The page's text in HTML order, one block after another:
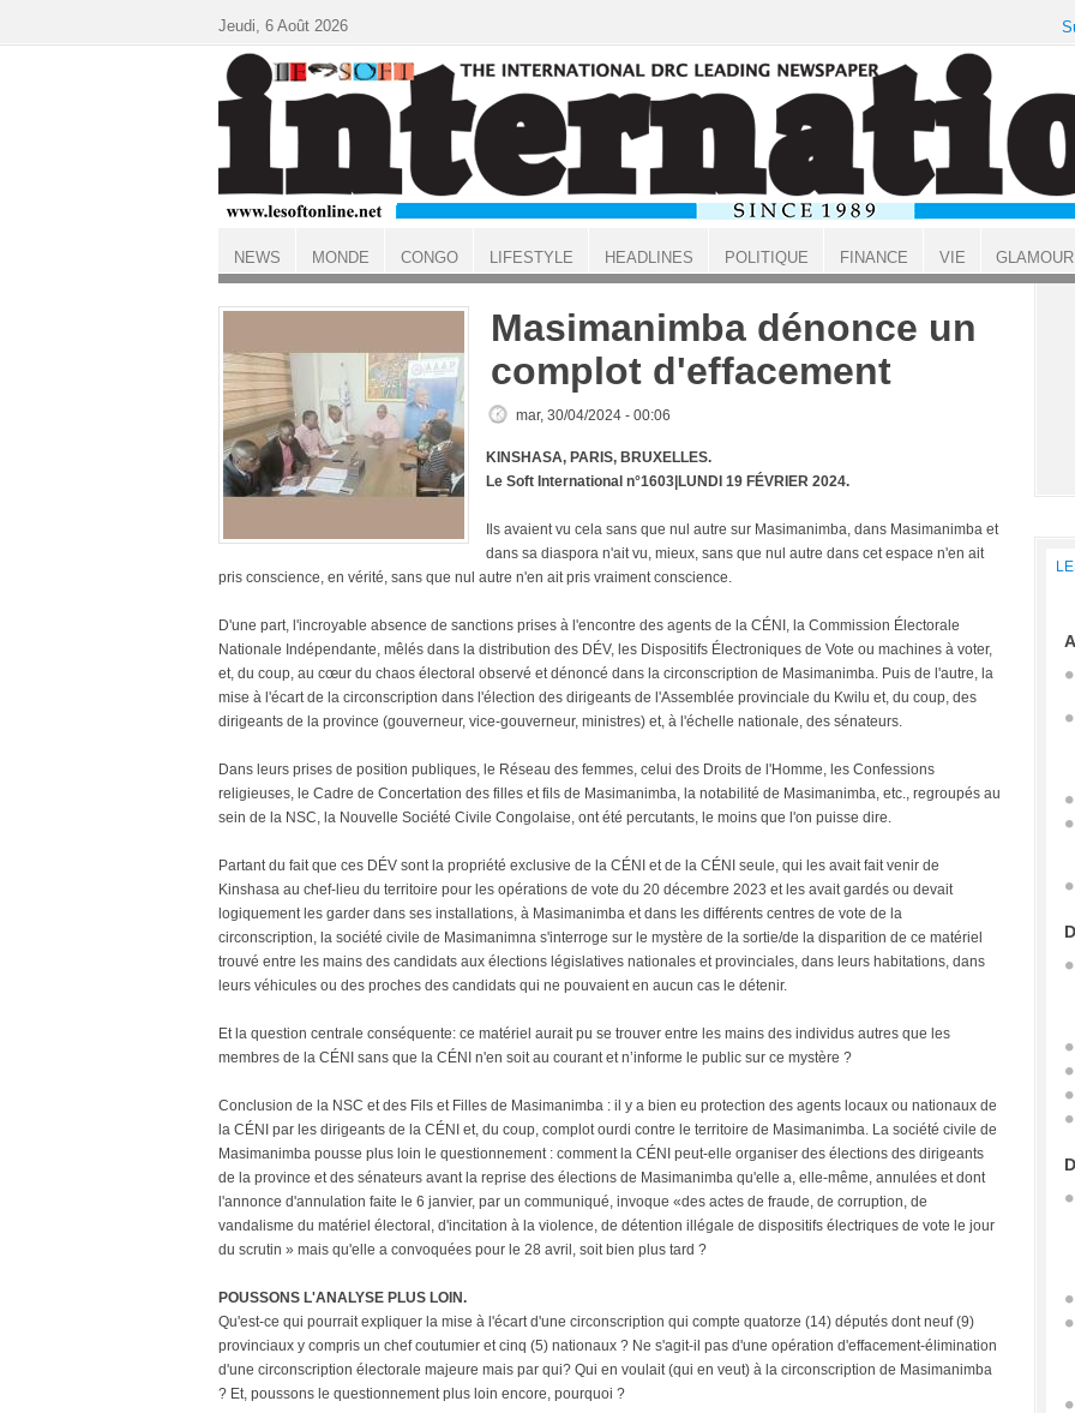
ACCUEIL
Masimanimba dénonce un
complot d'effacement
mar, 30/04/2024 - 00:06
KINSHASA, PARIS, BRUXELLES.
Le Soft International n°1603|LUNDI 19 FÉVRIER 2024.
Ils avaient vu cela sans que nul autre sur Masimanimba, dans Masimanimba et
dans sa diaspora n'ait vu, mieux, sans que nul autre dans cet espace n'en ait
pris conscience, en vérité, sans que nul autre n'en ait pris vraiment conscience.
D'une part, l'incroyable absence de sanctions prises à l'encontre des agents de la CÉNI, la Commission Électorale
Nationale Indépendante, mêlés dans la distribution des DÉV, les Dispositifs Électroniques de Vote ou machines à voter,
et, du coup, au cœur du chaos électoral observé et dénoncé dans la circonscription de Masimanimba. Puis de l'autre, la
mise à l'écart de la circonscription dans l'élection des dirigeants de l'Assemblée provinciale du Kwilu et, du coup, des
dirigeants de la province (gouverneur, vice-gouverneur, ministres) et, à l'échelle nationale, des sénateurs.
Dans leurs prises de position publiques, le Réseau des femmes, celui des Droits de l'Homme, les Confessions
religieuses, le Cadre de Concertation des filles et fils de Masimanimba, la notabilité de Masimanimba, etc., regroupés au
sein de la NSC, la Nouvelle Société Civile Congolaise, ont été percutants, le moins que l'on puisse dire.
Partant du fait que ces DÉV sont la propriété exclusive de la CÉNI et de la CÉNI seule, qui les avait fait venir de
Kinshasa au chef-lieu du territoire pour les opérations de vote du 20 décembre 2023 et les avait gardés ou devait
logiquement les garder dans ses installations, à Masimanimba et dans les différents centres de vote de la
circonscription, la société civile de Masimanimna s'interroge sur le mystère de la sortie/de la disparition de ce matériel
trouvé entre les mains des candidats aux élections législatives nationales et provinciales, dans leurs habitations, dans
leurs véhicules ou des proches des candidats qui ne pouvaient en aucun cas le détenir.
Et la question centrale conséquente: ce matériel aurait pu se trouver entre les mains des individus autres que les
membres de la CÉNI sans que la CÉNI n'en soit au courant et n’informe le public sur ce mystère ?
Conclusion de la NSC et des Fils et Filles de Masimanimba : il y a bien eu protection des agents locaux ou nationaux de
la CÉNI par les dirigeants de la CÉNI et, du coup, complot ourdi contre le territoire de Masimanimba. La société civile de
Masimanimba pousse plus loin le questionnement : comment la CÉNI peut-elle organiser des élections des dirigeants
de la province et des sénateurs avant la reprise des élections de Masimanimba qu'elle a, elle-même, annulées et dont
l'annonce d'annulation faite le 6 janvier, par un communiqué, invoque «des actes de fraude, de corruption, de
vandalisme du matériel électoral, d'incitation à la violence, de détention illégale de dispositifs électriques de vote le jour
du scrutin » mais qu'elle a convoquées pour le 28 avril, soit bien plus tard ?
POUSSONS L'ANALYSE PLUS LOIN.
Qu'est-ce qui pourrait expliquer la mise à l'écart d'une circonscription qui compte quatorze (14) députés dont neuf (9)
provinciaux y compris un chef coutumier et cinq (5) nationaux ? Ne s'agit-il pas d'une opération d'effacement-élimination
d'une circonscription électorale majeure mais par qui? Qui en voulait (qui en veut) à la circonscription de Masimanimba
? Et, poussons le questionnement plus loin encore, pourquoi ?
Jeudi, 6 Août 2026
NEWS MONDE CONGO LIFESTYLE HEADLINES POLITIQUE FINANCE VIE GLAMOUR